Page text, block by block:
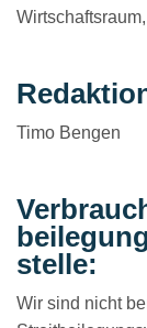
Timo Bengen
stelle:
Wir sind nicht